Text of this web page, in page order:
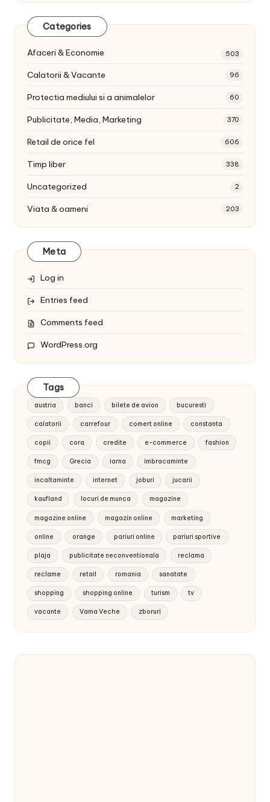
Categories
Afaceri & Economie 503
Calatorii & Vacante 96
Protectia mediului si a animalelor 60
Publicitate, Media, Marketing 370
Retail de orice fel 606
Timp liber 338
Uncategorized 2
Viata & oameni 203
Meta
Log in
Entries feed
Comments feed
WordPress.org
Tags
austria banci bilete de avion bucuresti
calatorii carrefour comert online constanta
copii cora credite e-commerce fashion
fmcg Grecia iarna imbracaminte
incaltaminte internet joburi jucarii
kaufland locuri de munca magazine
magazine online magazin online marketing
online orange pariuri online pariuri sportive
plaja publicitate neconventionala reclama
reclame retail romania sanatate
shopping shopping online turism tv
vacante Vama Veche zboruri